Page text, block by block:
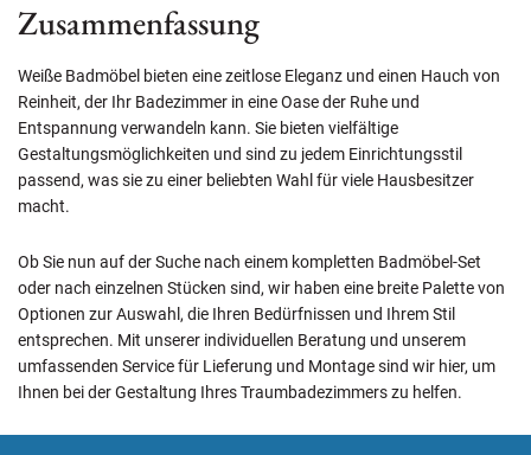
Zusammenfassung
Weiße Badmöbel bieten eine zeitlose Eleganz und einen Hauch von
Reinheit, der Ihr Badezimmer in eine Oase der Ruhe und
Entspannung verwandeln kann. Sie bieten vielfältige
Gestaltungsmöglichkeiten und sind zu jedem Einrichtungsstil
passend, was sie zu einer beliebten Wahl für viele Hausbesitzer
macht.
Ob Sie nun auf der Suche nach einem kompletten Badmöbel-Set
oder nach einzelnen Stücken sind, wir haben eine breite Palette von
Optionen zur Auswahl, die Ihren Bedürfnissen und Ihrem Stil
entsprechen. Mit unserer individuellen Beratung und unserem
umfassenden Service für Lieferung und Montage sind wir hier, um
Ihnen bei der Gestaltung Ihres Traumbadezimmers zu helfen.